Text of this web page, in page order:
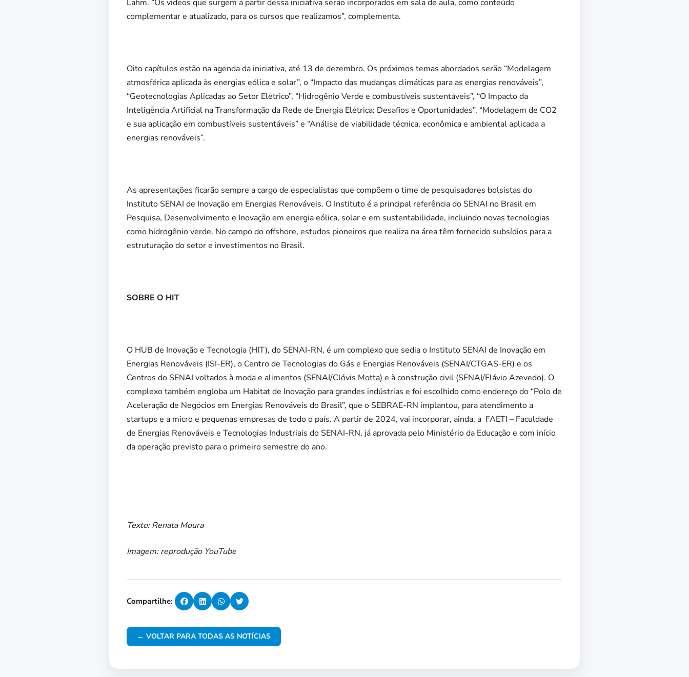
Lahm. “Os vídeos que surgem a partir dessa iniciativa serão incorporados em sala de aula, como conteúdo
complementar e atualizado, para os cursos que realizamos”, complementa.
Oito capítulos estão na agenda da iniciativa, até 13 de dezembro. Os próximos temas abordados serão “Modelagem
atmosférica aplicada às energias eólica e solar”, o “Impacto das mudanças climáticas para as energias renováveis”,
“Geotecnologias Aplicadas ao Setor Elétrico”, “Hidrogênio Verde e combustíveis sustentáveis”, “O Impacto da
Inteligência Artificial na Transformação da Rede de Energia Elétrica: Desafios e Oportunidades”, “Modelagem de CO2
e sua aplicação em combustíveis sustentáveis” e “Análise de viabilidade técnica, econômica e ambiental aplicada a
energias renováveis”.
As apresentações ficarão sempre a cargo de especialistas que compõem o time de pesquisadores bolsistas do
Instituto SENAI de Inovação em Energias Renováveis. O Instituto é a principal referência do SENAI no Brasil em
Pesquisa, Desenvolvimento e Inovação em energia eólica, solar e em sustentabilidade, incluindo novas tecnologias
como hidrogênio verde. No campo do offshore, estudos pioneiros que realiza na área têm fornecido subsídios para a
estruturação do setor e investimentos no Brasil.
SOBRE O HIT
O HUB de Inovação e Tecnologia (HIT), do SENAI-RN, é um complexo que sedia o Instituto SENAI de Inovação em
Energias Renováveis (ISI-ER), o Centro de Tecnologias do Gás e Energias Renováveis (SENAI/CTGAS-ER) e os
Centros do SENAI voltados à moda e alimentos (SENAI/Clóvis Motta) e à construção civil (SENAI/Flávio Azevedo). O
complexo também engloba um Habitat de Inovação para grandes indústrias e foi escolhido como endereço do “Polo de
Aceleração de Negócios em Energias Renováveis do Brasil”, que o SEBRAE-RN implantou, para atendimento a
startups e a micro e pequenas empresas de todo o país. A partir de 2024, vai incorporar, ainda, a FAETI – Faculdade
de Energias Renováveis e Tecnologias Industriais do SENAI-RN, já aprovada pelo Ministério da Educação e com início
da operação previsto para o primeiro semestre do ano.
Texto: Renata Moura
Imagem: reprodução YouTube
Compartilhe:
← VOLTAR PARA TODAS AS NOTÍCIAS